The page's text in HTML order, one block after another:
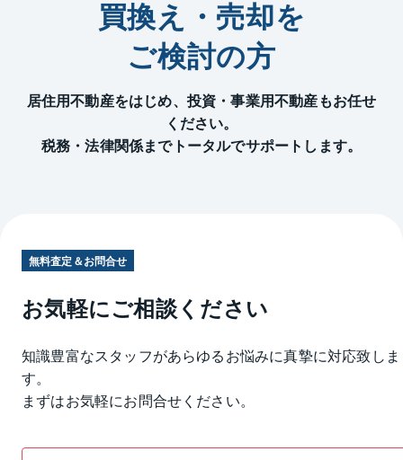
買換え・売却を
ご検討の方
居住用不動産をはじめ、投資・事業用不動産もお任せ
ください。
税務・法律関係までトータルでサポートします。
無料査定＆お問合せ
お気軽にご相談ください
知識豊富なスタッフがあらゆるお悩みに真摯に対応致しま
す。
まずはお気軽にお問合せください。